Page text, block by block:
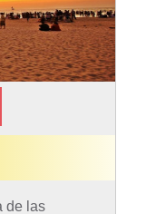
de las